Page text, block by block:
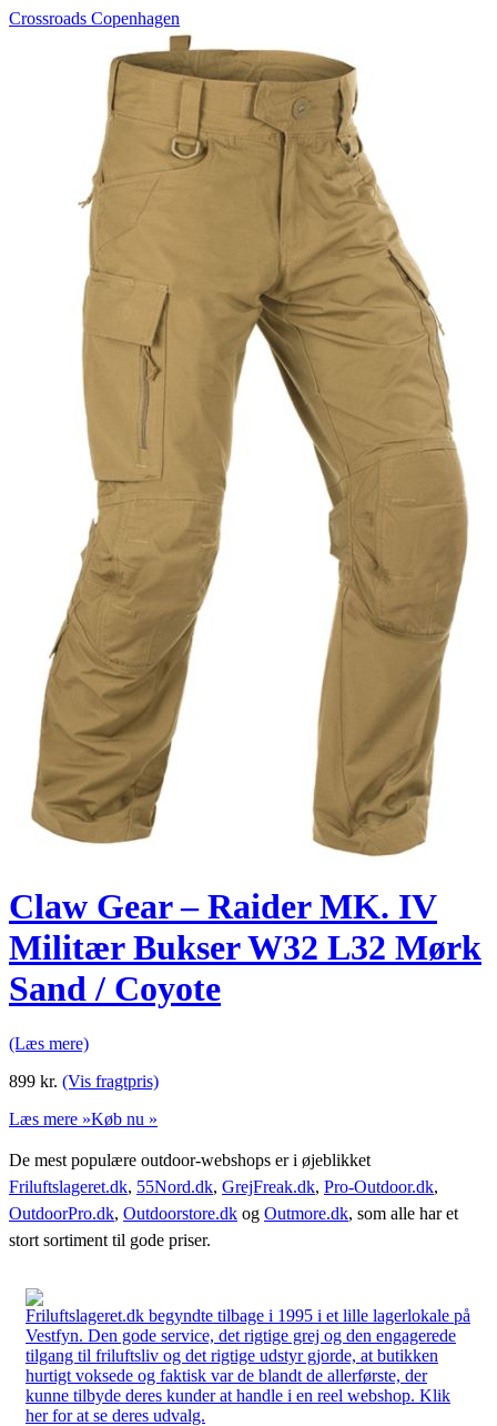
Crossroads Copenhagen
Claw Gear – Raider MK. IV
Militær Bukser W32 L32 Mørk
Sand / Coyote
(Læs mere)
899 kr. (Vis fragtpris)
Læs mere »Køb nu »
De mest populære outdoor-webshops er i øjeblikket
Friluftslageret.dk, 55Nord.dk, GrejFreak.dk, Pro-Outdoor.dk,
OutdoorPro.dk, Outdoorstore.dk og Outmore.dk, som alle har et
stort sortiment til gode priser.
Friluftslageret.dk begyndte tilbage i 1995 i et lille lagerlokale på
Vestfyn. Den gode service, det rigtige grej og den engagerede
tilgang til friluftsliv og det rigtige udstyr gjorde, at butikken
hurtigt voksede og faktisk var de blandt de allerførste, der
kunne tilbyde deres kunder at handle i en reel webshop. Klik
her for at se deres udvalg.